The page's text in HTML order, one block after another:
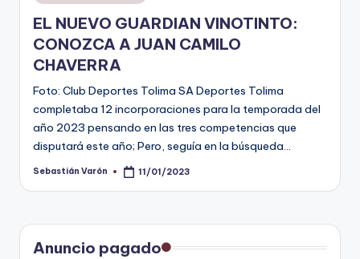
en
EL NUEVO GUARDIAN VINOTINTO:
CONOZCA A JUAN CAMILO
CHAVERRA
Foto: Club Deportes Tolima SA Deportes Tolima
completaba 12 incorporaciones para la temporada del
año 2023 pensando en las tres competencias que
disputará este año; Pero, seguía en la búsqueda…
Publicado
Sebastián Varón 11/01/2023
Anuncio pagado